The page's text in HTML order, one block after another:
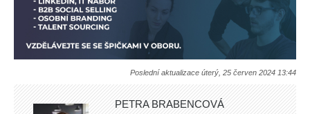
Poslední aktualizace úterý, 25 červen 2024 13:44
PETRA BRABENCOVÁ